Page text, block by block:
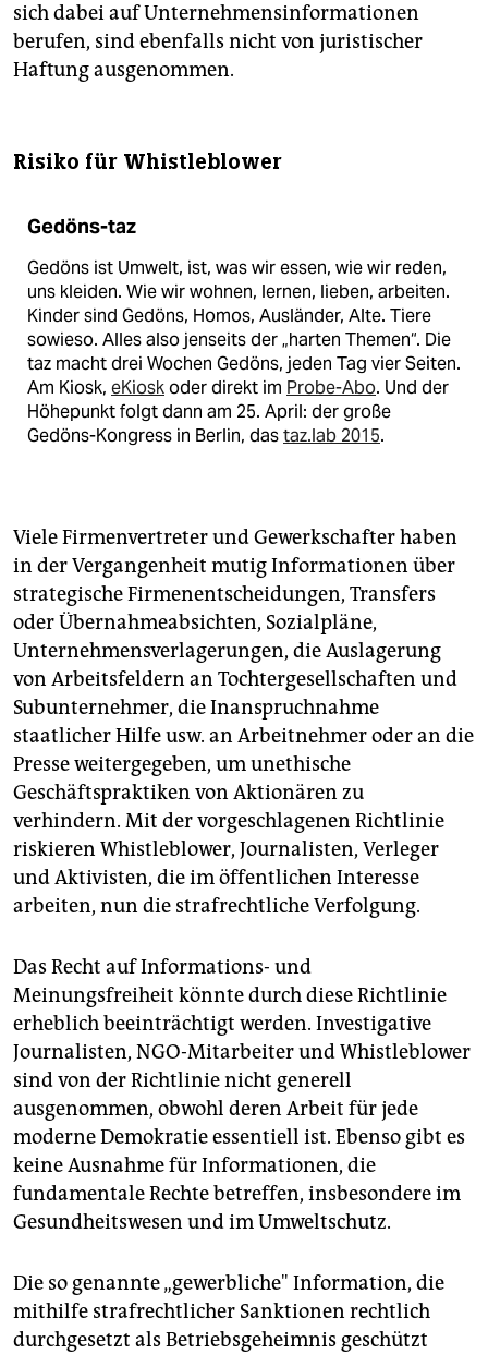
sich dabei auf Unternehmensinformationen
berufen, sind ebenfalls nicht von juristischer
Haftung ausgenommen.
Risiko für Whistleblower
Gedöns-taz
Gedöns ist Umwelt, ist, was wir essen, wie wir reden,
uns kleiden. Wie wir wohnen, lernen, lieben, arbeiten.
Kinder sind Gedöns, Homos, Ausländer, Alte. Tiere
sowieso. Alles also jenseits der „harten Themen“. Die
taz macht drei Wochen Gedöns, jeden Tag vier Seiten.
Am Kiosk, eKioskoder direkt im Probe-Abo. Und der
Höhepunkt folgt dann am 25. April: der große
Gedöns-Kongress in Berlin, dastaz.lab 2015.
Viele Firmenvertreter und Gewerkschafter haben
in der Vergangenheit mutig Informationen über
strategische Firmenentscheidungen, Transfers
oder Übernahmeabsichten, Sozialpläne,
Unternehmensverlagerungen, die Auslagerung
von Arbeitsfeldern an Tochtergesellschaften und
Subunternehmer, die Inanspruchnahme
staatlicher Hilfe usw. an Arbeitnehmer oder an die
Presse weitergegeben, um unethische
Geschäftspraktiken von Aktionären zu
verhindern. Mit der vorgeschlagenen Richtlinie
riskieren Whistleblower, Journalisten, Verleger
und Aktivisten, die im öffentlichen Interesse
arbeiten, nun die strafrechtliche Verfolgung.
Das Recht auf Informations- und
Meinungsfreiheit könnte durch diese Richtlinie
erheblich beeinträchtigt werden. Investigative
Journalisten, NGO-Mitarbeiter und Whistleblower
sind von der Richtlinie nicht generell
ausgenommen, obwohl deren Arbeit für jede
moderne Demokratie essentiell ist. Ebenso gibt es
keine Ausnahme für Informationen, die
fundamentale Rechte betreffen, insbesondere im
Gesundheitswesen und im Umweltschutz.
Die so genannte „gewerbliche" Information, die
mithilfe strafrechtlicher Sanktionen rechtlich
durchgesetzt als Betriebsgeheimnis geschützt